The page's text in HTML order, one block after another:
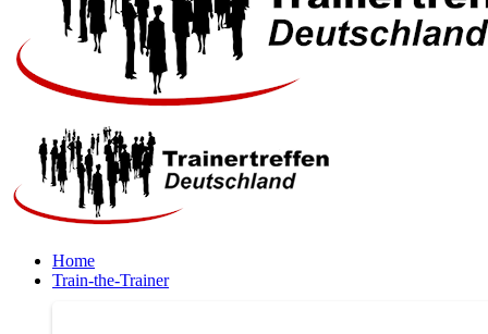
Home
Train-the-Trainer